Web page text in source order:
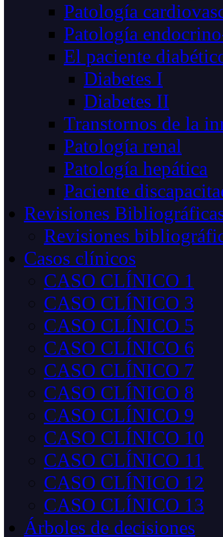
Patología
Patología
El paciente
Diabetes I
Diabetes II
Transtornos de la
Patología renal
Patología hepática
Paciente
Revisiones
Revisiones
Casos clínicos
CASO CLÍNICO 1
CASO CLÍNICO 3
CASO CLÍNICO 5
CASO CLÍNICO 6
CASO CLÍNICO 7
CASO CLÍNICO 8
CASO CLÍNICO 9
CASO CLÍNICO 10
CASO CLÍNICO 11
CASO CLÍNICO 12
CASO CLÍNICO 13
Árboles de decisiones